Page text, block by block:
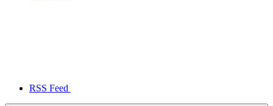
RSS Feed